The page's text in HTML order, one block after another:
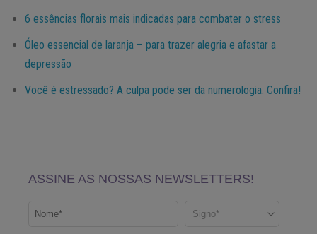
6 essências florais mais indicadas para combater o stress
Óleo essencial de laranja – para trazer alegria e afastar a
depressão
Você é estressado? A culpa pode ser da numerologia. Confira!